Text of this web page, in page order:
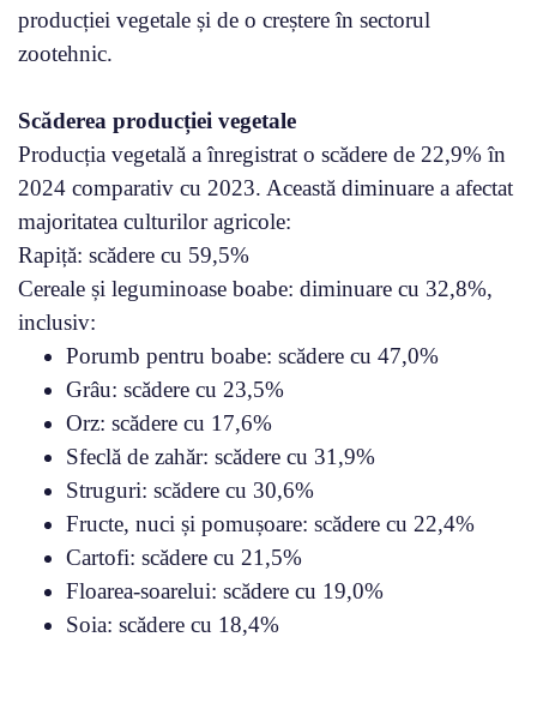
producției vegetale și de o creștere în sectorul
zootehnic.
Scăderea producției vegetale
Producția vegetală a înregistrat o scădere de 22,9% în
2024 comparativ cu 2023. Această diminuare a afectat
majoritatea culturilor agricole:
Rapiță: scădere cu 59,5%
Cereale și leguminoase boabe: diminuare cu 32,8%,
inclusiv:
Porumb pentru boabe: scădere cu 47,0%
Grâu: scădere cu 23,5%
Orz: scădere cu 17,6%
Sfeclă de zahăr: scădere cu 31,9%
Struguri: scădere cu 30,6%
Fructe, nuci și pomușoare: scădere cu 22,4%
Cartofi: scădere cu 21,5%
Floarea-soarelui: scădere cu 19,0%
Soia: scădere cu 18,4%